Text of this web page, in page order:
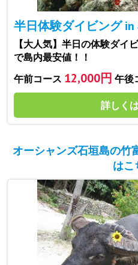
半日体験ダイビング in
【大人気】半日の体験ダイ
で島内最安値！！
午前コース 12,000円 午後
詳しく
オーシャンズ石垣島の竹
はこ